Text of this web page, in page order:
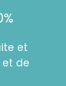
et
et de